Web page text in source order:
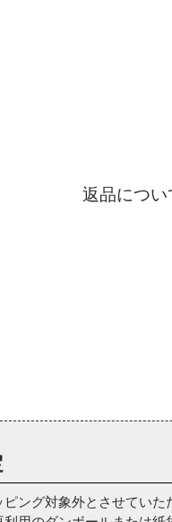
返品につい
ング対象外とさせていた